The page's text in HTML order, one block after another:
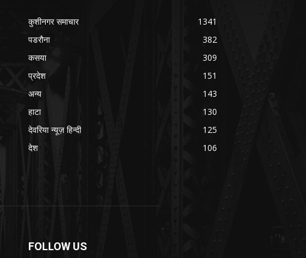
कुशीनगर समाचार
1341
पडरौना
382
कसया
309
प्रदेश
151
अन्य
143
हाटा
130
देवरिया न्यूज़ हिन्दी
125
देश
106
FOLLOW US